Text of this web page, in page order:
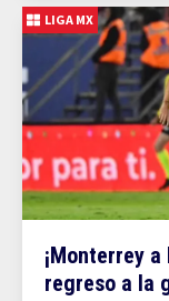
LIGA MX
¡Monterrey
regreso a la